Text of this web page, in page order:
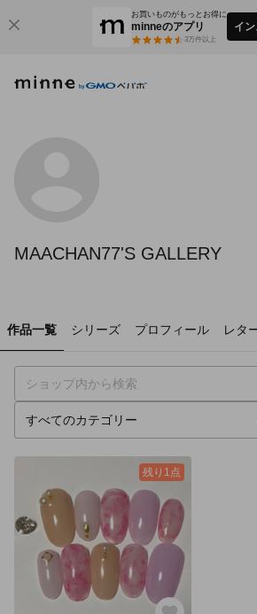
お買いものがもっとお得に
minneのアプリ
3万件以上
イ
MAACHAN77'S GALLERY
作品一覧 シリーズ プロフィール レタ
残り1点